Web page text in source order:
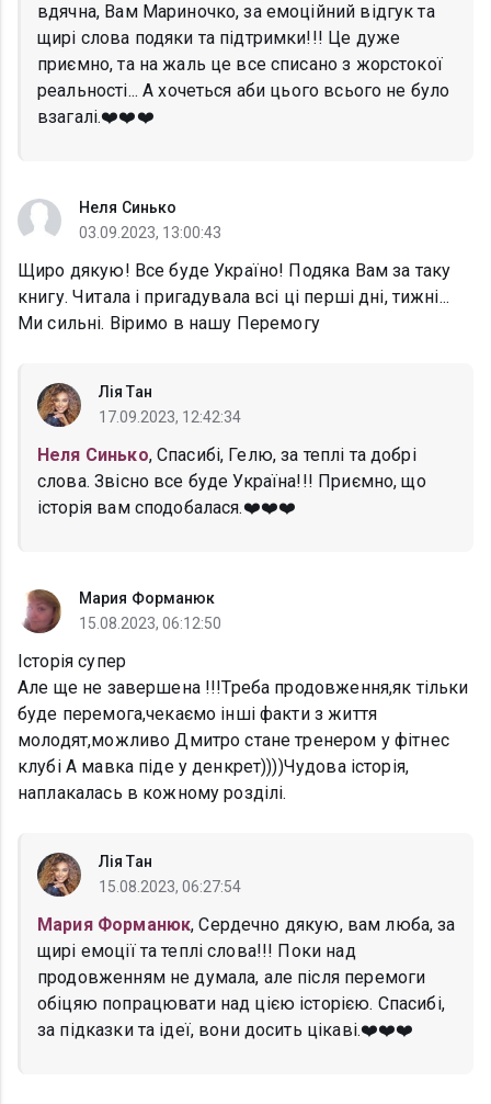
вдячна, Вам Мариночко, за емоційний відгук та
щирі слова подяки та підтримки!!! Це дуже
приємно, та на жаль це все списано з жорстокої
реальності... А хочеться аби цього всього не було
взагалі.❤️❤️❤️
Неля Синько
03.09.2023, 13:00:43
Щиро дякую! Все буде Україно! Подяка Вам за таку
книгу. Читала і пригадувала всі ці перші дні, тижні...
Ми сильні. Віримо в нашу Перемогу
Лія Тан
17.09.2023, 12:42:34
Неля Синько, Спасибі, Гелю, за теплі та добрі
слова. Звісно все буде Україна!!! Приємно, що
історія вам сподобалася.❤️❤️❤️
Мария Форманюк
15.08.2023, 06:12:50
Історія супер
Але ще не завершена !!!Треба продовження,як тільки
буде перемога,чекаємо інші факти з життя
молодят,можливо Дмитро стане тренером у фітнес
клубі А мавка піде у денкрет))))Чудова історія,
наплакалась в кожному розділі.
Лія Тан
15.08.2023, 06:27:54
Мария Форманюк, Сердечно дякую, вам люба, за
щирі емоції та теплі слова!!! Поки над
продовженням не думала, але після перемоги
обіцяю попрацювати над цією історією. Спасибі,
за підказки та ідеї, вони досить цікаві.❤️❤️❤️